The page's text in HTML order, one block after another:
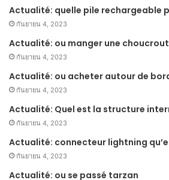
Actualité: quelle pile rechargeable
กันยายน 4, 2023
Actualité: ou manger une
กันยายน 4, 2023
Actualité: ou acheter autour de
กันยายน 4, 2023
Actualité: Quel est la structure
กันยายน 4, 2023
Actualité: connecteur lightning
กันยายน 4, 2023
Actualité: ou se passé tarzan